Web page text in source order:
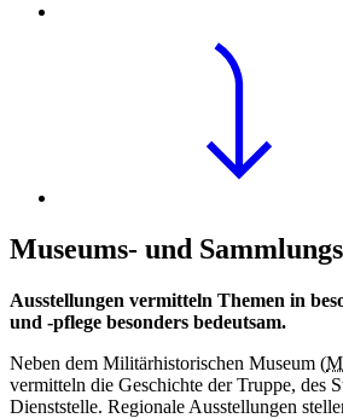
Museums- und
Ausstellungen vermitteln Themen in
und -pflege besonders bedeutsam.
Neben dem Militärhistorischen Museum (
vermitteln die Geschichte der Truppe, des
Dienststelle. Regionale Ausstellungen